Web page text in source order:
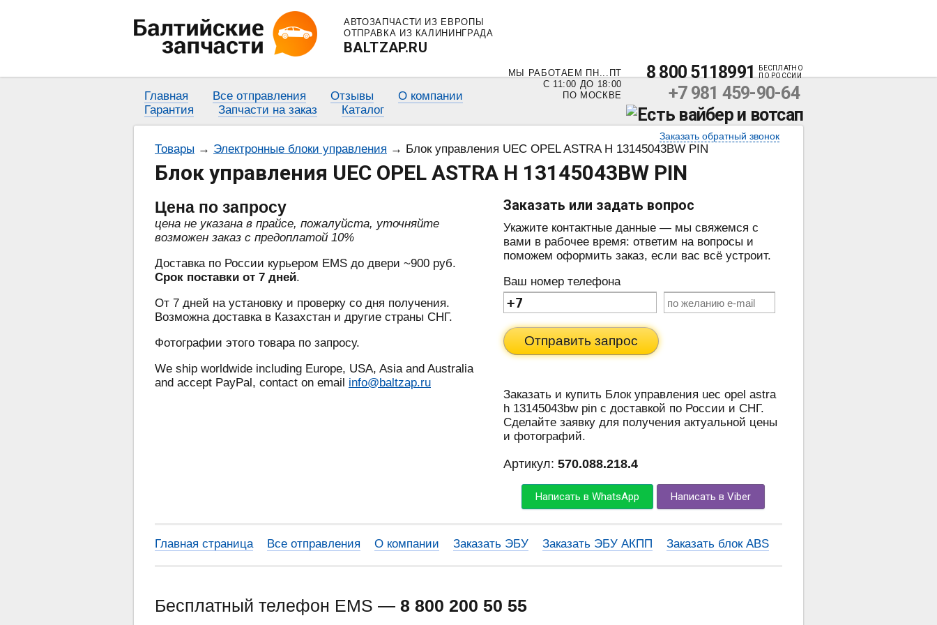
АВТОЗАПЧАСТИ ИЗ ЕВРОПЫ
ОТПРАВКА ИЗ КАЛИНИНГРАДА
BALTZAP.RU
МЫ РАБОТАЕМ ПН...ПТ
С 11:00 ДО 18:00
ПО МОСКВЕ
8 800 5118991
БЕСПЛАТНО
ПО РОССИИ
+7 981 459-90-64
Заказать обратный звонок
Главная Все отправления Отзывы
О компании
Гарантия
Запчасти на заказ Каталог
Товары → Электронные блоки управления → Блок управления UEC OPEL ASTRA H 13145043BW PIN
Блок управления UEC OPEL ASTRA H 13145043BW PIN
Цена по запросу
цена не указана в прайсе, пожалуйста, уточняйте
возможен заказ с предоплатой 10%
Доставка по России курьером EMS до двери ~900 руб.
Срок поставки от 7 дней.
От 7 дней на установку и проверку со дня получения.
Возможна доставка в Казахстан и другие страны СНГ.
Фотографии этого товара по запросу.
We ship worldwide including Europe, USA, Asia and Australia
and accept PayPal, contact on email info@baltzap.ru
Заказать или задать вопрос
Укажите контактные данные — мы свяжемся с
вами в рабочее время: ответим на вопросы и
поможем оформить заказ, если вас всё устроит.
Ваш номер телефона
Отправить запрос
Заказать и купить Блок управления uec opel astra
h 13145043bw pin с доставкой по России и СНГ.
Сделайте заявку для получения актуальной цены
и фотографий.
Артикул: 570.088.218.4
Написать в WhatsApp Написать в Viber
Главная страница Все отправления О компании Заказать ЭБУ Заказать ЭБУ АКПП Заказать блок ABS
Бесплатный телефон EMS — 8 800 200 50 55